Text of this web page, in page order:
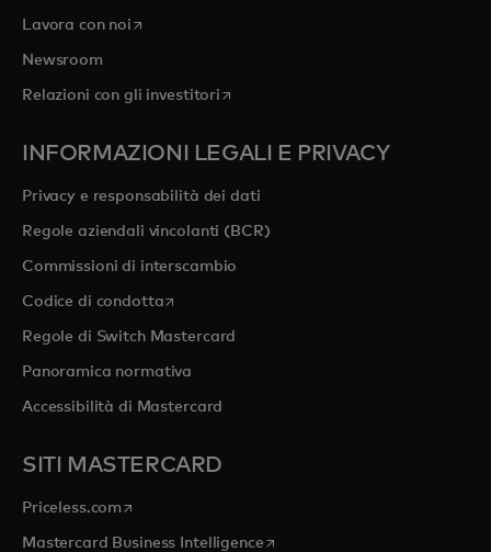
Lavora con noi si apre in una nuova scheda
Newsroom
Relazioni con gli investitorisi apre in una nuova scheda
INFORMAZIONI LEGALI E PRIVACY
Privacy e responsabilità dei dati
Regole aziendali vincolanti (BCR)
Commissioni di interscambio
Codice di condottasi apre in una nuova scheda
Regole di Switch Mastercard
Panoramica normativa
Accessibilità di Mastercard
SITI MASTERCARD
Priceless.com si apre in una nuova scheda
Mastercard Business Intelligencesi apre in una nuova scheda